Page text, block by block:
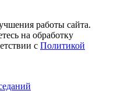
работы сайта.
на обработку
с Политикой